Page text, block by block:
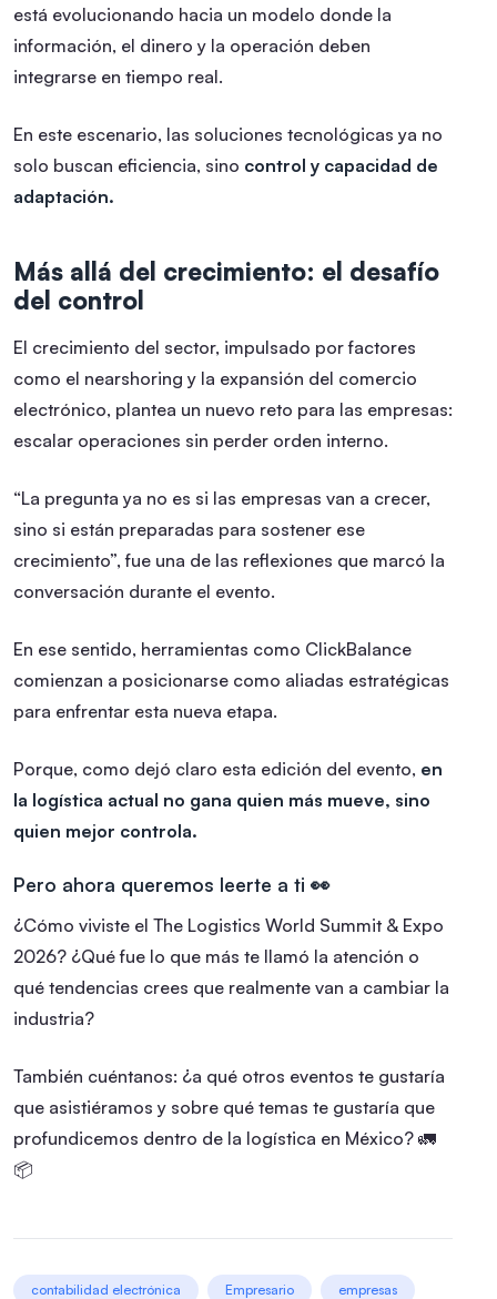
está evolucionando hacia un modelo donde la
información, el dinero y la operación deben
integrarse en tiempo real.
En este escenario, las soluciones tecnológicas ya no
solo buscan eficiencia, sino control y capacidad de
adaptación.
Más allá del crecimiento: el desafío
del control
El crecimiento del sector, impulsado por factores
como el nearshoring y la expansión del comercio
electrónico, plantea un nuevo reto para las empresas:
escalar operaciones sin perder orden interno.
“La pregunta ya no es si las empresas van a crecer,
sino si están preparadas para sostener ese
crecimiento”, fue una de las reflexiones que marcó la
conversación durante el evento.
En ese sentido, herramientas como ClickBalance
comienzan a posicionarse como aliadas estratégicas
para enfrentar esta nueva etapa.
Porque, como dejó claro esta edición del evento, en
la logística actual no gana quien más mueve, sino
quien mejor controla.
Pero ahora queremos leerte a ti 👀
¿Cómo viviste el The Logistics World Summit & Expo
2026? ¿Qué fue lo que más te llamó la atención o
qué tendencias crees que realmente van a cambiar la
industria?
También cuéntanos: ¿a qué otros eventos te gustaría
que asistiéramos y sobre qué temas te gustaría que
profundicemos dentro de la logística en México? 🚛
📦
contabilidad electrónica Empresario empresas